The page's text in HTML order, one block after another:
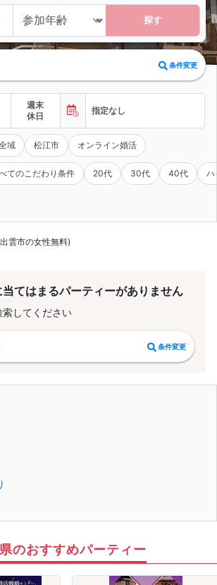
探す
条件変更
週末
休日
指定なし
域 松江市 オンライン婚活
てのこだわり条件 20代 30代 40代 ハ
雲市の女性無料)
てはまるパーティーがありません
してください
条件変更
のおすすめパーティー